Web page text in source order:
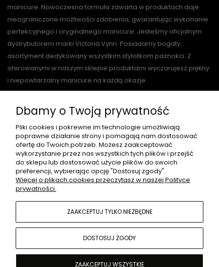
manicure. Nowoczesna formuła zawarta w produktach daje
nieograniczone możliwości zdobienia, gwarantując wykonanie
perfekcyjnego i oryginalnego manicure. Jesteśmy oficjalnym
dystrybutorem marki Victoria Vynn. Posiadamy bogaty
asortyment dedykowany wszystkim stylistkom paznokci. Z
oferowanymi w naszym sklepie produktami wyczarujesz piękny
i niepowtarzalny manicure na każdą okazje.
O NAS
PŁATNOŚCI I DOSTAWA
MOJE KONTO
Dbamy o Twoją prywatność
Pliki cookies i pokrewne im technologie umożliwiają
poprawne działanie strony i pomagają nam dostosować
ofertę do Twoich potrzeb. Możesz zaakceptować
wykorzystanie przez nas wszystkich tych plików i przejść
do sklepu lub dostosować użycie plików do swoich
preferencji, wybierając opcję "Dostosuj zgody".
Więcej o plikach cookies przeczytasz w naszej Polityce
prywatności.
ZAAKCEPTUJ TYLKO NIEZBĘDNE
DOSTOSUJ ZGODY
ZAAKCEPTUJ WSZYSTKIE